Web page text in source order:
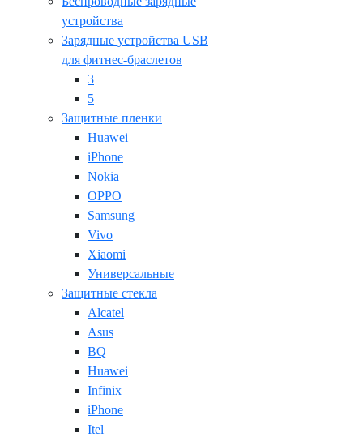
устройства
Зарядные устройства USB
для фитнес-браслетов
3
5
Защитные пленки
Huawei
iPhone
Nokia
OPPO
Samsung
Vivo
Xiaomi
Универсальные
Защитные стекла
Alcatel
Asus
BQ
Huawei
Infinix
iPhone
Itel